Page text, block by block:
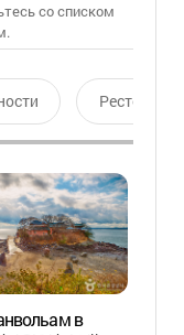
со списком
Ресторан
в